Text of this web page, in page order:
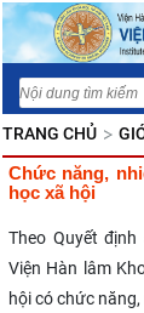
TRANG CHỦ
Chức năng,
học xã hội
Theo Quyết
Viện Hàn lâm
hội có chức